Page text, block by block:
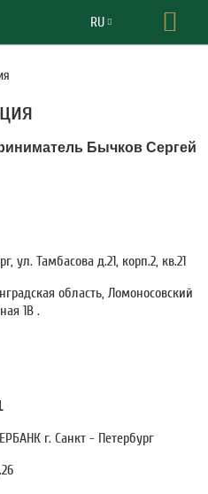
RU
Бычков Сергей
ул. Тамбасова д.21, корп.2, кв.21
область, Ломоносовский
1В .
г. Санкт - Петербург